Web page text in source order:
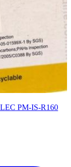
PM-IS-R160